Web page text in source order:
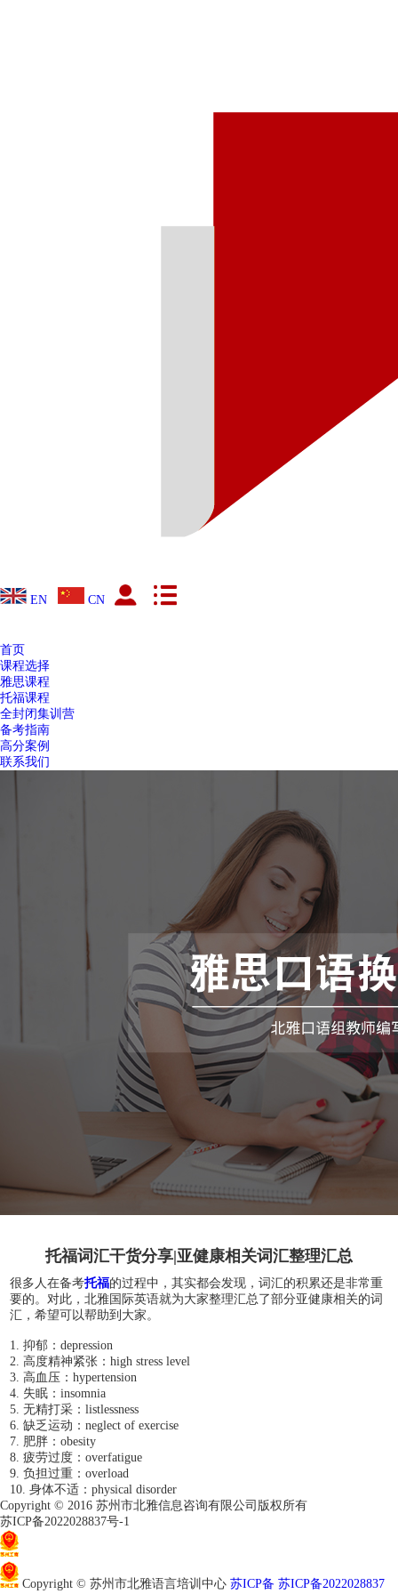
EN CN
首页
课程选择
雅思课程
托福课程
全封闭集训营
备考指南
高分案例
联系我们
托福词汇干货分享|亚健康相关词汇整理汇总
很多人在备考托福的过程中，其实都会发现，词汇的积累还是非常重
要的。对此，北雅国际英语就为大家整理汇总了部分亚健康相关的词
汇，希望可以帮助到大家。
1. 抑郁：depression
2. 高度精神紧张：high stress level
3. 高血压：hypertension
4. 失眠：insomnia
5. 无精打采：listlessness
6. 缺乏运动：neglect of exercise
7. 肥胖：obesity
8. 疲劳过度：overfatigue
9. 负担过重：overload
10. 身体不适：physical disorder
Copyright © 2016 苏州市北雅信息咨询有限公司版权所有
苏ICP备2022028837号-1
Copyright © 苏州市北雅语言培训中心 苏ICP备 苏ICP备2022028837